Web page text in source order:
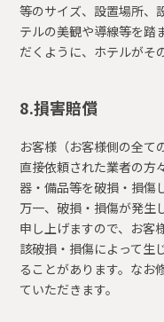
等のサイズ、設置場所、
テルの美観や導線等を踏
だくように、ホテルがそ
8.損害賠償
お客様（お客様側の全て
直接依頼された業者の方
器・備品等を破損・損傷
万一、破損・損傷が発生
申し上げますので、お客
該破損・損傷によって生
ることがあります。なお
ていただきます。